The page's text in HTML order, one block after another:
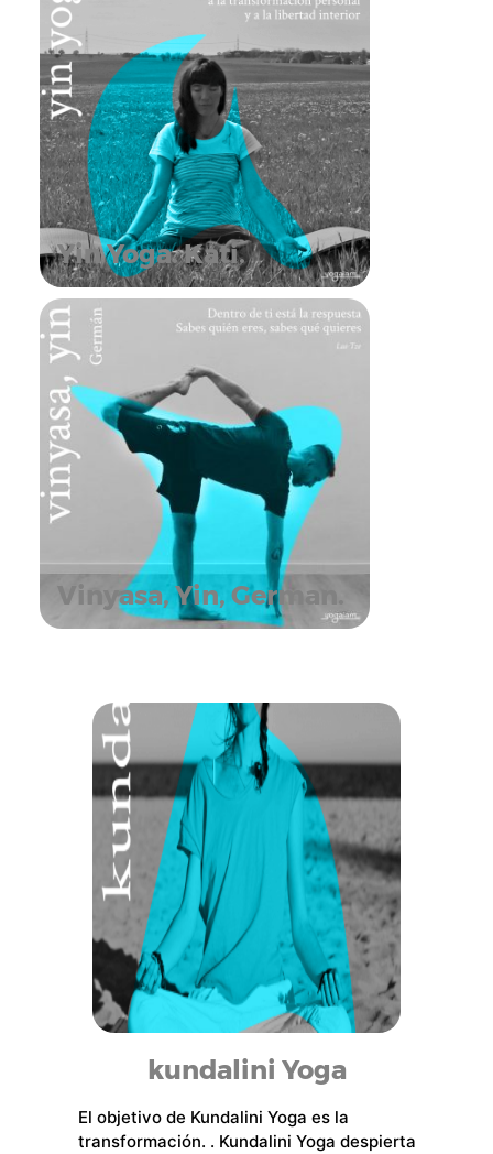
Yin Yoga. Kati.
Vinyasa, Yin, German.
kundalini Yoga
El objetivo de Kundalini Yoga es la
transformación. . Kundalini Yoga despierta